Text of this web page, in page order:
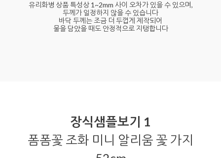
유리화병 상품 특성상 1~2mm 사이 오차가 있을 수 있으며,
두께가 일정하지 않을 수 있습니다
바닥 두께는 조금 더 두껍게 제작되어
물을 담았을 때도 안정적으로 지탱합니다
장식샘플보기 1
폼폼꽃 조화 미니 알리움 꽃 가지